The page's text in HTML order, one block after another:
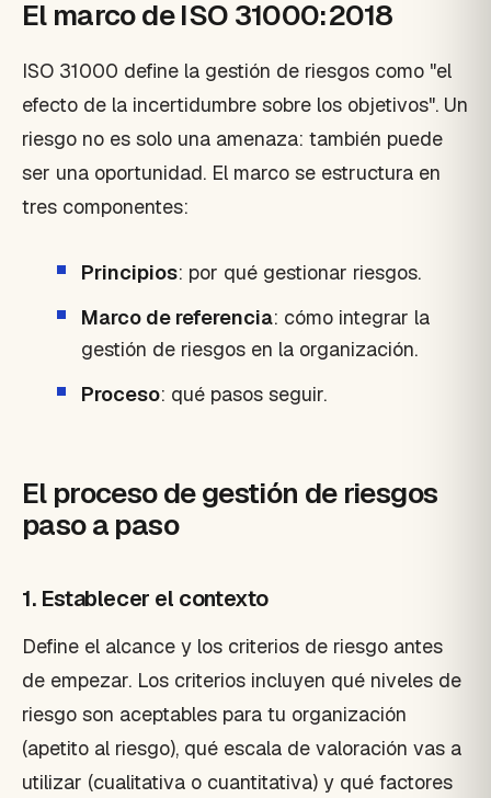
El marco de ISO 31000:2018
ISO 31000 define la gestión de riesgos como "el
efecto de la incertidumbre sobre los objetivos". Un
riesgo no es solo una amenaza: también puede
ser una oportunidad. El marco se estructura en
tres componentes:
Principios: por qué gestionar riesgos.
Marco de referencia: cómo integrar la
gestión de riesgos en la organización.
Proceso: qué pasos seguir.
El proceso de gestión de riesgos
paso a paso
1. Establecer el contexto
Define el alcance y los criterios de riesgo antes
de empezar. Los criterios incluyen qué niveles de
riesgo son aceptables para tu organización
(apetito al riesgo), qué escala de valoración vas a
utilizar (cualitativa o cuantitativa) y qué factores